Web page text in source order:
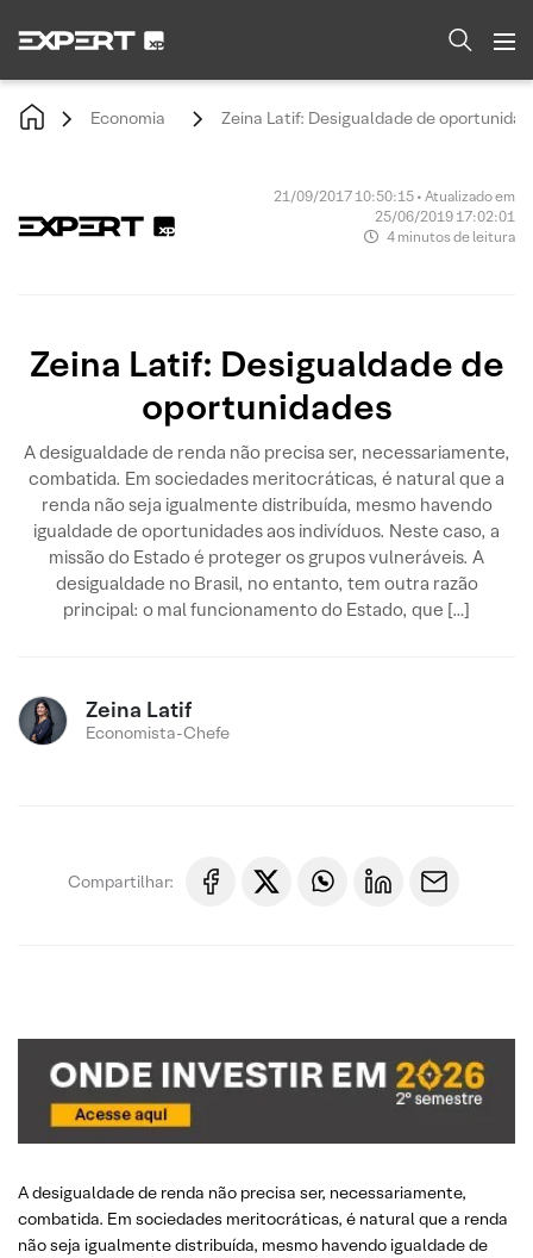
Economia Zeina Latif: Desigualdade de
21/09/2017 10:50:15 • Atualizado em
25/06/2019 17:02:01
4 minutos de leitura
Zeina Latif: Desigualdade de
oportunidades
A desigualdade de renda não precisa ser, necessariamente,
combatida. Em sociedades meritocráticas, é natural que a
renda não seja igualmente distribuída, mesmo havendo
igualdade de oportunidades aos indivíduos. Neste caso, a
missão do Estado é proteger os grupos vulneráveis. A
desigualdade no Brasil, no entanto, tem outra razão
principal: o mal funcionamento do Estado, que […]
Zeina Latif
Economista-Chefe
Compartilhar:
A desigualdade de renda não precisa ser, necessariamente,
combatida. Em sociedades meritocráticas, é natural que a renda
não seja igualmente distribuída, mesmo havendo igualdade de